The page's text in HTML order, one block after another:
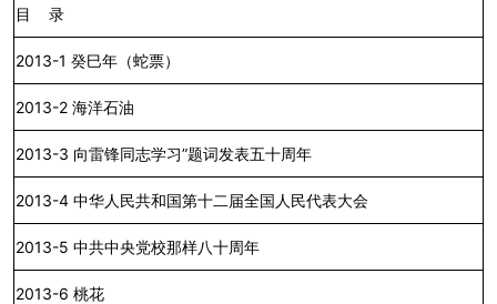
目 录
2013-1 癸巳年（蛇票）
2013-2 海洋石油
2013-3 向雷锋同志学习”题词发表五十周年
2013-4 中华人民共和国第十二届全国人民代表大会
2013-5 中共中央党校那样八十周年
2013-6 桃花